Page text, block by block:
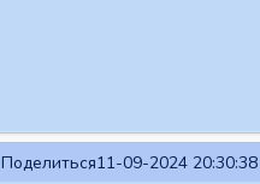
Поделиться11-09-2024 20:30:38